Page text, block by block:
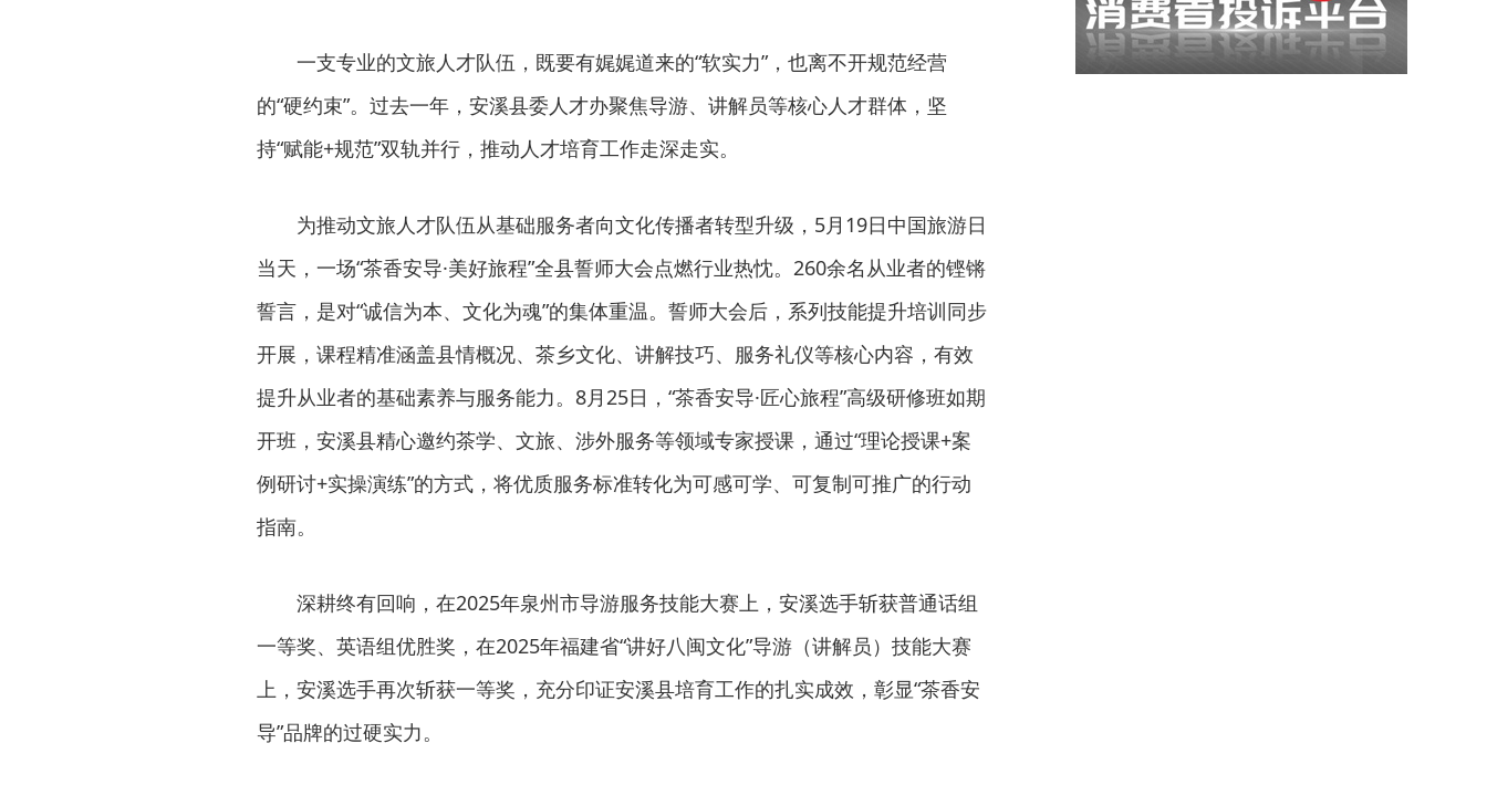
一支专业的文旅人才队伍，既要有娓娓道来的“软实力”，也离不开规范经营
的“硬约束”。过去一年，安溪县委人才办聚焦导游、讲解员等核心人才群体，坚
持“赋能+规范”双轨并行，推动人才培育工作走深走实。
为推动文旅人才队伍从基础服务者向文化传播者转型升级，5月19日中国旅游日
当天，一场“茶香安导·美好旅程”全县誓师大会点燃行业热忱。260余名从业者的铿锵
誓言，是对“诚信为本、文化为魂”的集体重温。誓师大会后，系列技能提升培训同步
开展，课程精准涵盖县情概况、茶乡文化、讲解技巧、服务礼仪等核心内容，有效
提升从业者的基础素养与服务能力。8月25日，“茶香安导·匠心旅程”高级研修班如期
开班，安溪县精心邀约茶学、文旅、涉外服务等领域专家授课，通过“理论授课+案
例研讨+实操演练”的方式，将优质服务标准转化为可感可学、可复制可推广的行动
指南。
深耕终有回响，在2025年泉州市导游服务技能大赛上，安溪选手斩获普通话组
一等奖、英语组优胜奖，在2025年福建省“讲好八闽文化”导游（讲解员）技能大赛
上，安溪选手再次斩获一等奖，充分印证安溪县培育工作的扎实成效，彰显“茶香安
导”品牌的过硬实力。